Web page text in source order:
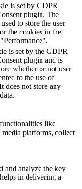
is set by GDPR
plugin. The
to store the user
the cookies in the
is set by the GDPR
plugin and is
whether or not user
to the use of
does not store any
like
platforms, collect
and analyze the key
in delivering a